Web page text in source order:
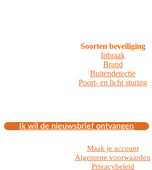
Soorten beveiliging
Inbraak
Brand
Buitendetectie
Poort- en licht sturing
Ik wil de nieuwsbrief ontvangen
Maak je account
Algemene voorwaarden
Privacybeleid